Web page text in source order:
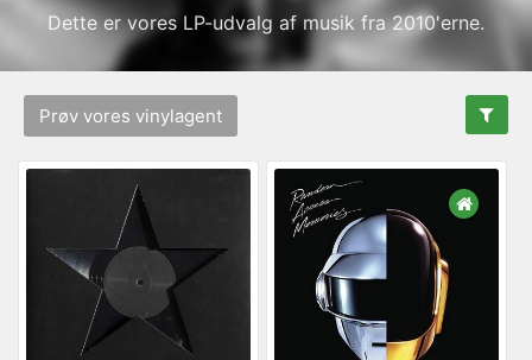
Dette er vores LP-udvalg af musik fra 2010'erne.
Prøv vores vinylagent